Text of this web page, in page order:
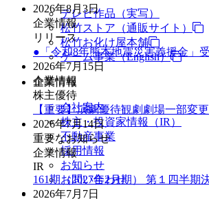
テレビ作品（実写）
松竹ストア（通販サイト）
松竹お化け屋本舗
ゲーム事業（English）
企業情報
会社案内
株主・投資家情報（IR）
不動産事業
採用情報
お知らせ
お問い合わせ
2026年8月3日
企業情報
リリース
●「令和8年熊本地震災害義援金」
2026年7月15日
企業情報
株主優待
【重要】演劇優待観劇劇場一部変
2026年7月14日
重要なお知らせ
企業情報
IR
161期（2027年2月期） 第１四半期
2026年7月7日